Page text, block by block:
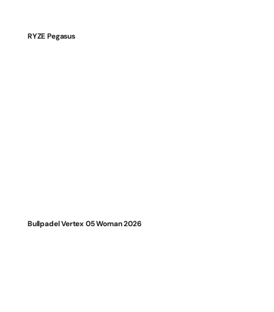
RYZE Pegasus
Bullpadel Vertex 05 Woman 2026